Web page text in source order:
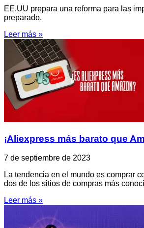
EE.UU prepara una reforma para las
preparado.
Leer más »
¡Aliexpress más barato que
7 de septiembre de 2023
La tendencia en el mundo es comprar
dos de los sitios de compras más
Leer más »